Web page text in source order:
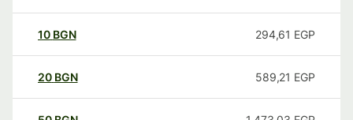
10 BGN 294,61 EGP
20 BGN 589,21 EGP